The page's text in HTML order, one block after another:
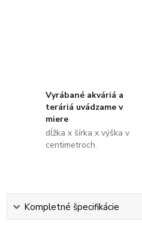
Vyrábané akváriá a
teráriá uvádzame v
miere
dĺžka x šírka x výška v
centimetroch.
Kompletné špecifikácie